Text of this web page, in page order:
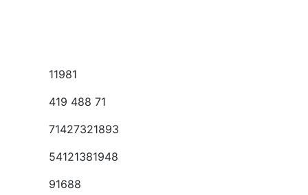
11981
419 488 71
71427321893
54121381948
91688